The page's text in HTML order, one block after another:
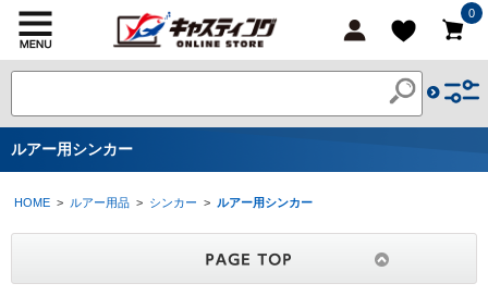
0
ルアー用シンカー
HOME > ルアー用品 > シンカー > ルアー用シンカー